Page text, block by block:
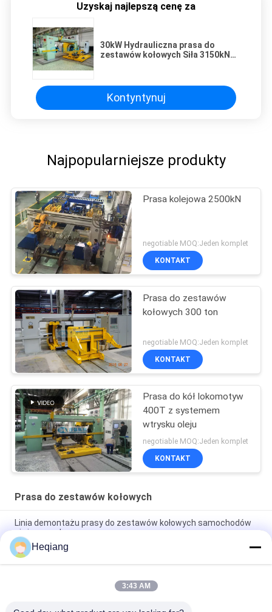
Uzyskaj najlepszą cenę za
30kW Hydrauliczna prasa do
zestawów kołowych Siła 3150kN
Kontyntynuj
Najpopularniejsze produkty
Prasa kolejowa 2500kN
negotiable MOQ:Jeden komplet
KONTAKT
Prasa do zestawów
kołowych 300 ton
negotiable MOQ:Jeden komplet
KONTAKT
Prasa do kół lokomotyw
400T z systemem
wtrysku oleju
negotiable MOQ:Jeden komplet
KONTAKT
Prasa do zestawów kołowych
Linia demontażu prasy do zestawów kołowych samochodów
ciężarowych
Warsztat kolejowy 3000kN Prasa do demontażu zestawu
kołowego Φ1250mm Koła
Prasa do zestawów kołowych 315 ton Metro z obrotowym
Heqiang
3:43 AM